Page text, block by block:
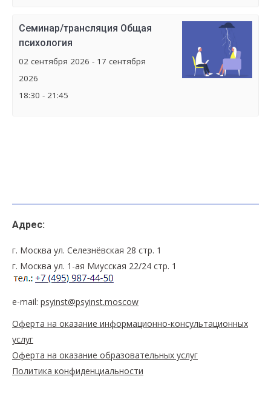
Семинар/трансляция Общая
психология
02 сентября 2026 - 17 сентября
2026
18:30 - 21:45
Адрес:
г. Москва ул. Селезнёвская 28 стр. 1
г. Москва ул. 1-ая Миусская 22/24 стр. 1
e-mail: psyinst@psyinst.moscow
Оферта на оказание информационно-консультационных
услуг
Оферта на оказание образовательных услуг
Политика конфиденциальности